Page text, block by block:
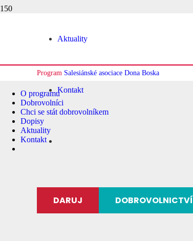
Aktuality
Kontakt
DARUJ DOBROVOLNICTVÍ
Program Salesiánské asociace Dona Boska
O programu
Dobrovolníci
Chci se stát dobrovolníkem
Dopisy
Aktuality
Kontakt